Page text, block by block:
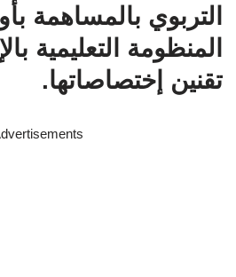
التربوي بالمساهمة
المنظومة التعليمية
تقنين إختصاصاتها.